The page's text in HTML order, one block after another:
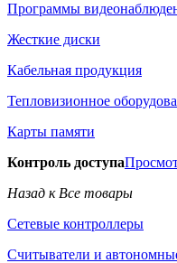
Программы
Жесткие диски
Кабельная продукция
Тепловизионное
Карты памяти
Контроль доступа
Назад к Все товары
Сетевые контроллеры
Считыватели и